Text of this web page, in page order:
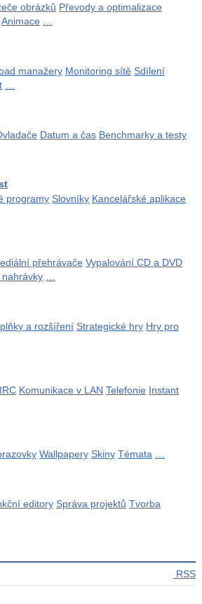
obrázků Převody a optimalizace
Animace
manažery Monitoring sítě Sdílení
Datum a čas Benchmarky a testy
programy Slovníky Kancelářské aplikace
přehrávače Vypalování CD a DVD
nahrávky
a rozšíření Strategické hry Hry pro
Komunikace v LAN Telefonie Instant
Wallpapery Skiny Témata
editory Správa projektů Tvorba
RSS